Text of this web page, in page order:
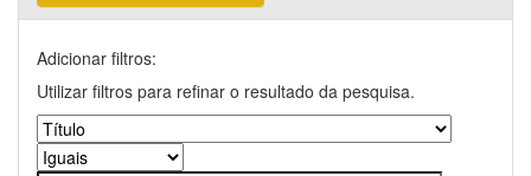
Adicionar filtros:
Utilizar filtros para refinar o resultado da pesquisa.